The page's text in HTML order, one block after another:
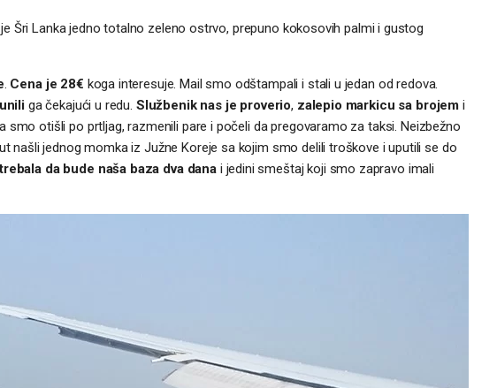
Šri Lanka jedno totalno zeleno ostrvo, prepuno kokosovih palmi i gustog
. Cena je 28€ koga interesuje. Mail smo odštampali i stali u jedan od redova.
ga čekajući u redu. Službenik nas je proverio, zalepio markicu sa brojem i
smo otišli po prtljag, razmenili pare i počeli da pregovaramo za taksi. Neizbežno
našli jednog momka iz Južne Koreje sa kojim smo delili troškove i uputili se do
da bude naša baza dva danai jedini smeštaj koji smo zapravo imali